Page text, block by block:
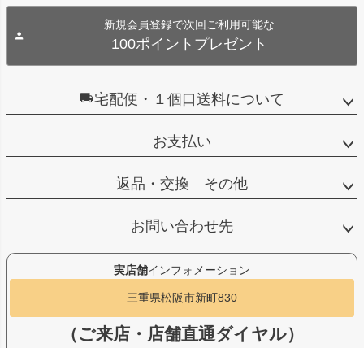
新規会員登録で次回ご利用可能な
100ポイントプレゼント
宅配便・１個口送料について
お支払い
返品・交換 その他
お問い合わせ先
実店舗インフォメーション
三重県松阪市新町830
（ご来店・店舗直通ダイヤル）